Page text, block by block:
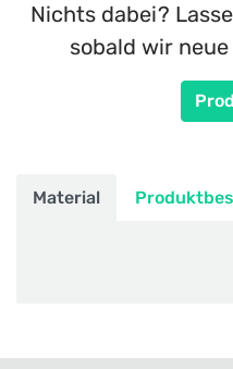
Nichts dabei?
sobald wir
Material